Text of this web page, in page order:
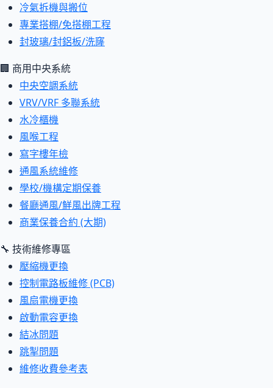
冷氣拆機與搬位
專業搭棚/免搭棚工程
封玻璃/封鋁板/洗窿
🏢 商用中央系統
中央空調系統
VRV/VRF 多聯系統
水冷櫃機
風喉工程
寫字樓年檢
通風系統維修
學校/機構定期保養
餐廳通風/鮮風出牌工程
商業保養合約 (大期)
🔧 技術維修專區
壓縮機更換
控制電路板維修 (PCB)
風扇電機更換
啟動電容更換
結冰問題
跳掣問題
維修收費參考表